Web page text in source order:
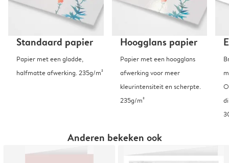
Standaard papier
Papier met een gladde,
halfmatte afwerking. 235g/m²
Hoogglans papier
Papier met een hoogglans
afwerking voor meer
kleurintensiteit en scherpte.
235g/m²
Anderen bekeken ook